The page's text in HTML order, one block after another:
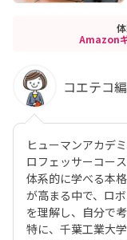
Amazon
コエテコ
ヒューマンアカデ
ロフェッサーコー
体系的に学べる本
が高まる中で、ロ
を理解し、自分で
特に、千葉工業大